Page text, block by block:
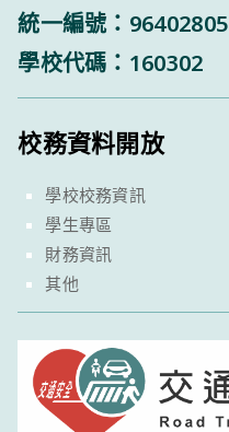
統一編號：96402805
學校代碼：160302
校務資料開放
學校校務資訊
學生專區
財務資訊
其他